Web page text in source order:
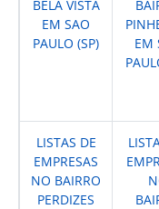
BELA VISTA
EM SAO
PAULO (SP)
EM
LISTAS DE
EMPRESAS
NO BAIRRO
PERDIZES